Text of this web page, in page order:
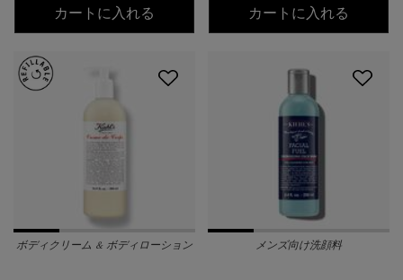
カートに入れる キールズ DS RTN リニューイング セ
カートに入れる
ボディクリーム & ボディローション メンズ向け洗顔料